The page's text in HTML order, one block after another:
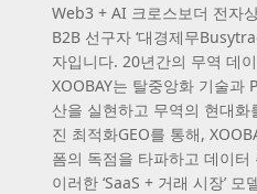
Web3 + AI 크로스보더 전자
B2B 선구자 ‘대경제무
자입니다. 20년간의 무역 데
XOOBAY는 탈중앙화 기술과
산을 실현하고 무역의 현대
진 최적화GEO를 통해,
폼의 독점을 타파하고 데이
이러한 ‘SaaS + 거래 시장’